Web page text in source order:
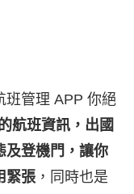
班管理 APP 你絕
航班資訊，出國
及登機門，讓你
緊張 ，同時也是